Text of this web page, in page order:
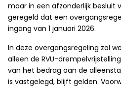
maar in een afzonderlijk besluit
geregeld dat een
ingang van 1 januari 2026.
In deze overgangsregeling zal
alleen de RVU-
van het bedrag aan de
is vastgelegd, blijft gelden.